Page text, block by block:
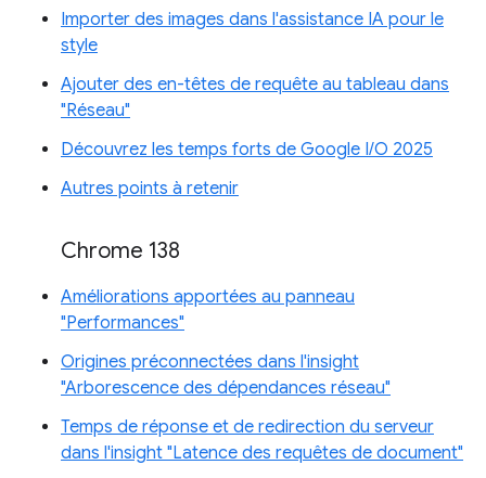
Importer des images dans l'assistance IA pour le
style
Ajouter des en-têtes de requête au tableau dans
"Réseau"
Découvrez les temps forts de Google I/O 2025
Autres points à retenir
Chrome 138
Améliorations apportées au panneau
"Performances"
Origines préconnectées dans l'insight
"Arborescence des dépendances réseau"
Temps de réponse et de redirection du serveur
dans l'insight "Latence des requêtes de document"